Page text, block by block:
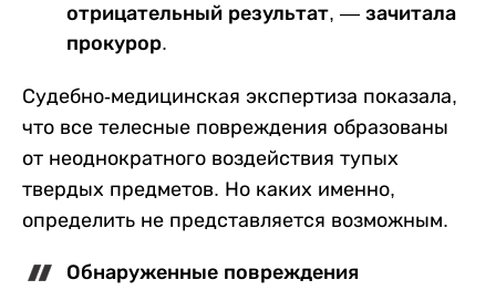
отрицательный результат, — зачитала
прокурор.
Судебно-медицинская экспертиза показала,
что все телесные повреждения образованы
от неоднократного воздействия тупых
твердых предметов. Но каких именно,
определить не представляется возможным.
Обнаруженные повреждения